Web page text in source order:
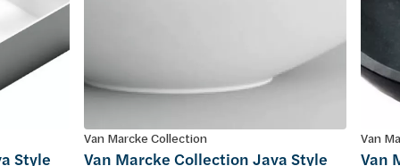
Style
Van Marcke Collection
Van Marcke Collection Java Style
Van
Van